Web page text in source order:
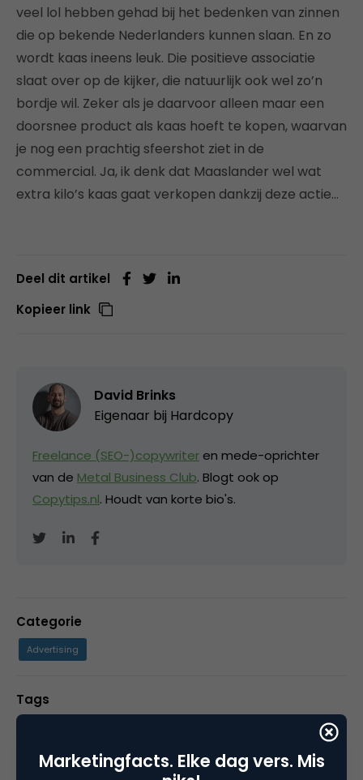
veel lol hebben gehad bij het bedenken van zinnen
die op bekende Nederlanders kunnen slaan. En zo
wordt kaas ineens leuk. Die positieve associatie
slaat over op de kijker, die natuurlijk ook wel zo’n
bordje wil. Zeker als je daarvoor alleen maar een
doorsnee product als kaas hoeft te kopen, waarvan
je nog een prachtig sfeershot ziet in de
commercial. Ja, ik denk dat Maaslander wel wat
extra kilo’s kaas gaat verkopen dankzij deze actie…
Deel dit artikel
Kopieer link
David Brinks
Eigenaar bij Hardcopy
Freelance (SEO-)copywriter en mede-oprichter
van de Metal Business Club. Blogt ook op
Copytips.nl. Houdt van korte bio's.
Categorie
Advertising
Tags
Marketingfacts. Elke dag vers. Mis